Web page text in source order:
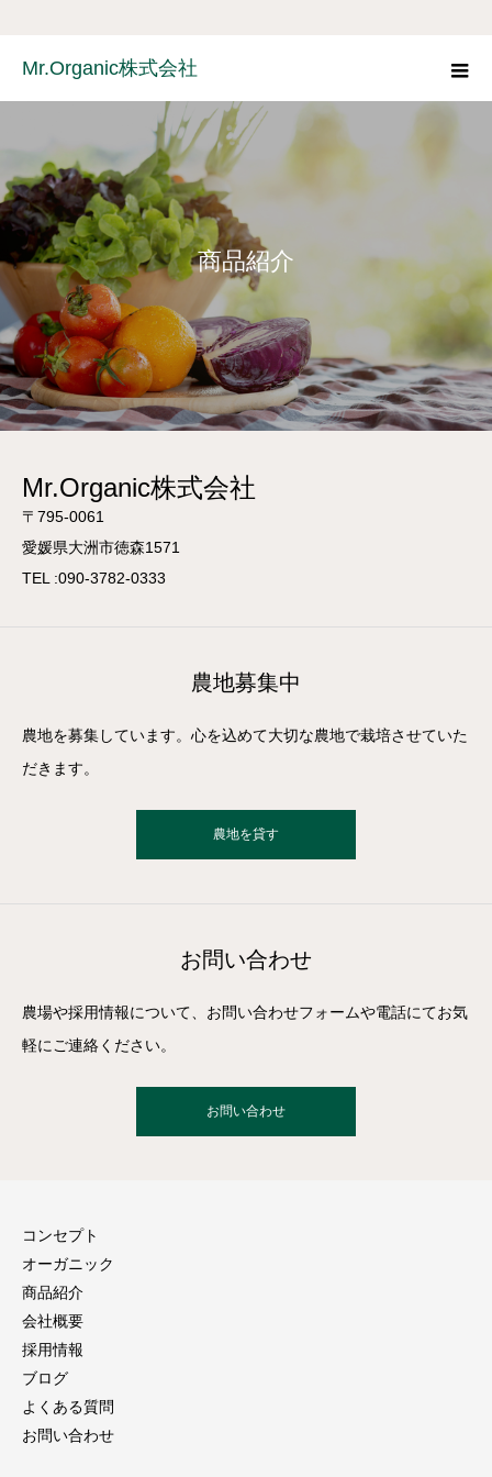
Mr.Organic株式会社
商品紹介
Mr.Organic株式会社
〒795-0061
愛媛県大洲市徳森1571
TEL :090-3782-0333
農地募集中
農地を募集しています。心を込めて大切な農地で栽培させていた
だきます。
農地を貸す
お問い合わせ
農場や採用情報について、お問い合わせフォームや電話にてお気
軽にご連絡ください。
お問い合わせ
コンセプト
オーガニック
商品紹介
会社概要
採用情報
ブログ
よくある質問
お問い合わせ